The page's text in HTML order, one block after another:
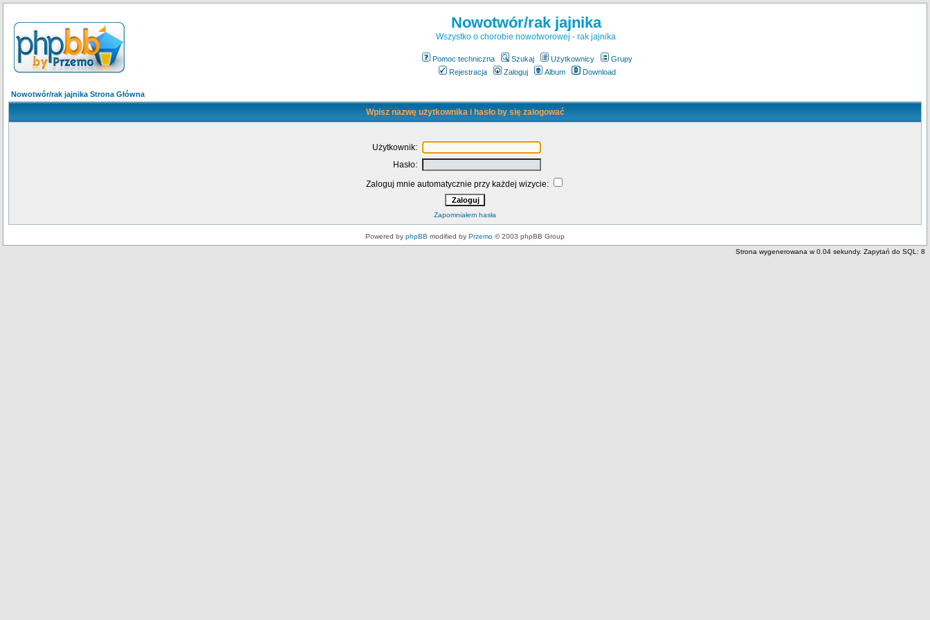
Nowotwór/rak jajnika
Wszystko o chorobie nowotworowej - rak jajnika
Pomoc techniczna Szukaj Użytkownicy
Grupy
Rejestracja
Zaloguj Album Download
Nowotwór/rak jajnika Strona Główna
Wpisz nazwę użytkownika i hasło by się zalogować
Użytkownik:
Hasło:
Zaloguj mnie automatycznie przy każdej wizycie:
Zapomniałem hasła
Powered by phpBB modified by Przemo © 2003 phpBB Group
Strona wygenerowana w 0.04 sekundy. Zapytań do SQL: 8